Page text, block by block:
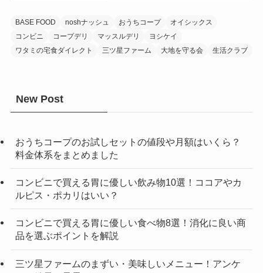
BASE FOOD noshナッシュ おうちコープ
オイシックス
コンビニ
コープデリ マッスルデリ
ヨシケイ
ワタミの宅食ダイレクト
三ツ星ファーム 大地を守る会 生活クラブ
New Post
おうちコープのお試しセットの値段や月額はいくら？
料金体系をまとめました
コンビニで買える胃に優しい飲み物10選！ココアやカ
ルピス・ポカリはいい？
コンビニで買える胃に優しい食べ物8選！消化に良い商
品を選ぶポイントを解説
三ツ星ファームのまずい・美味しいメニュー！アンケ